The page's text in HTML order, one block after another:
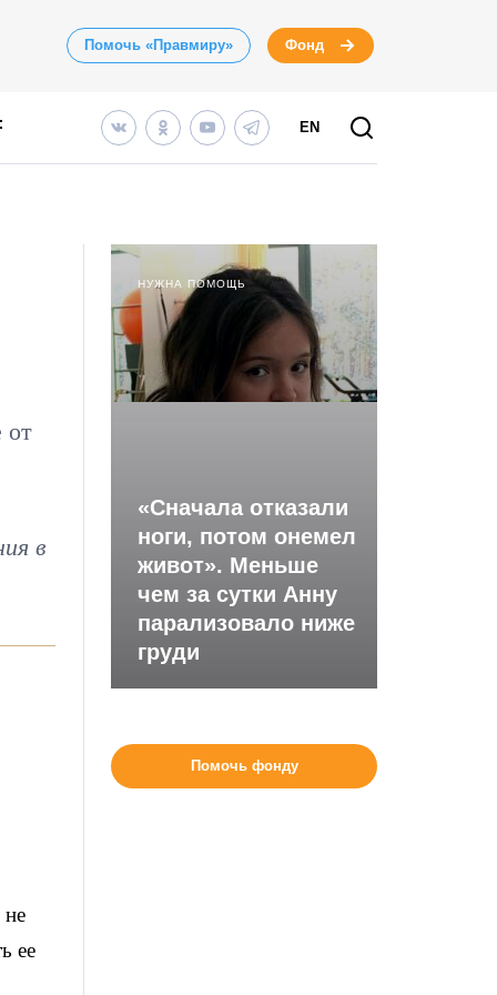
Помочь «Правмиру» Фонд
EN
от
в
не
ее
НУЖНА ПОМОЩЬ
«Сначала отказали
ноги, потом онемел
живот». Меньше
чем за сутки Анну
парализовало ниже
груди
Помочь фонду